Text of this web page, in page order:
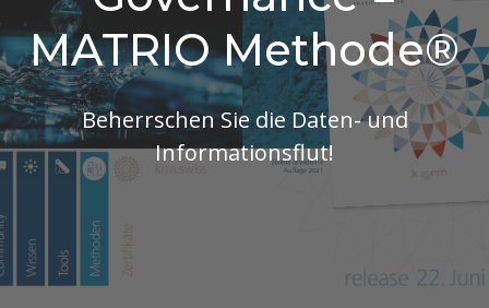
MATRIO Methode®
Beherrschen Sie die Daten- und
Informationsflut!